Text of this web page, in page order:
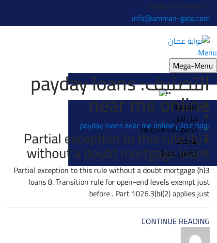
00962787453631
info@amman-gate.com
Menu
Mega-Menu
الرئيسية
من نحن
الدبلومات التدريبية
شركائنا
تواصل معنا
التصنيف:payday loans
near me online
بوابة عمانpayday loans near me online
3(h) Partial exception to this rule
without a doubt mortgage loans
3(h) Partial exception to this rule without a doubt mortgage
loans 8. Transition rule for open-end levels exempt just
before . Part 1026.3(b)(2) applies just
CONTINUE READING